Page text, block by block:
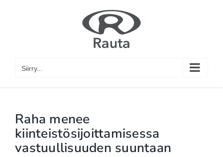
Siirry...
Raha menee
kiinteistösijoittamisessa
vastuullisuuden suuntaan